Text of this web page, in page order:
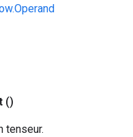
()
tenseur.